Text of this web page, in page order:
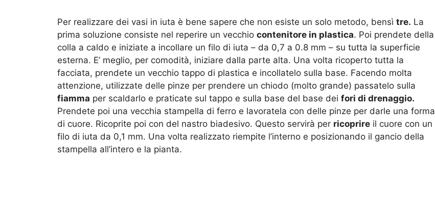
Per realizzare dei vasi in iuta è bene sapere che non esiste un solo metodo, bensì tre. La
prima soluzione consiste nel reperire un vecchio contenitore in plastica. Poi prendete della
colla a caldo e iniziate a incollare un filo di iuta – da 0,7 a 0.8 mm – su tutta la superficie
esterna. E’ meglio, per comodità, iniziare dalla parte alta. Una volta ricoperto tutta la
facciata, prendete un vecchio tappo di plastica e incollatelo sulla base. Facendo molta
attenzione, utilizzate delle pinze per prendere un chiodo (molto grande) passatelo sulla
fiamma per scaldarlo e praticate sul tappo e sulla base del base dei fori di drenaggio.
Prendete poi una vecchia stampella di ferro e lavoratela con delle pinze per darle una forma
di cuore. Ricoprite poi con del nastro biadesivo. Questo servirà per ricoprire il cuore con un
filo di iuta da 0,1 mm. Una volta realizzato riempite l’interno e posizionando il gancio della
stampella all’intero e la pianta.